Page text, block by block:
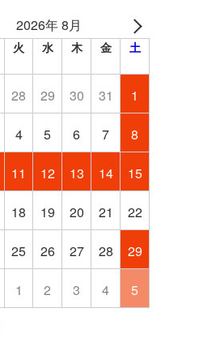
2026年 8月
火 水 木 金 土
28 29 30 31 1
4 5 6 7 8
11 12 13 14 15
18 19 20 21 22
25 26 27 28 29
1 2 3 4 5